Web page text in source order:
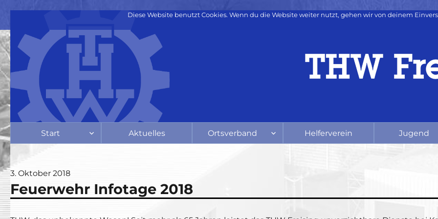
Start Aktuelles Ortsverband Helferverein Jugend
Veröffentlicht
am
3. Oktober 2018
Feuerwehr Infotage 2018
Diese Website benutzt Cookies. Wenn du die Website weiter nutzt, gehen wir von deinem